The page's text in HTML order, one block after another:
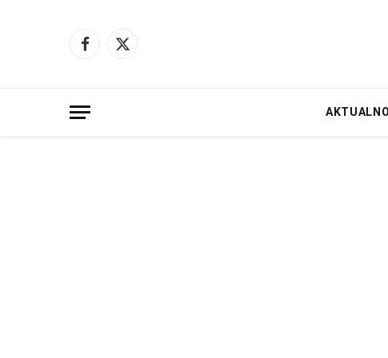
Facebook
X